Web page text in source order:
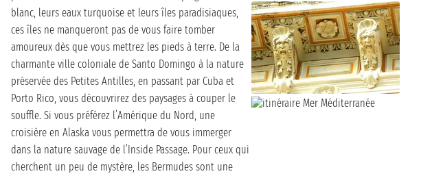
blanc, leurs eaux turquoise et leurs îles paradisiaques,
ces îles ne manqueront pas de vous faire tomber
amoureux dès que vous mettrez les pieds à terre. De la
charmante ville coloniale de Santo Domingo à la nature
préservée des Petites Antilles, en passant par Cuba et
Porto Rico, vous découvrirez des paysages à couper le
souffle. Si vous préférez l’Amérique du Nord, une
croisière en Alaska vous permettra de vous immerger
dans la nature sauvage de l’Inside Passage. Pour ceux qui
cherchent un peu de mystère, les Bermudes sont une